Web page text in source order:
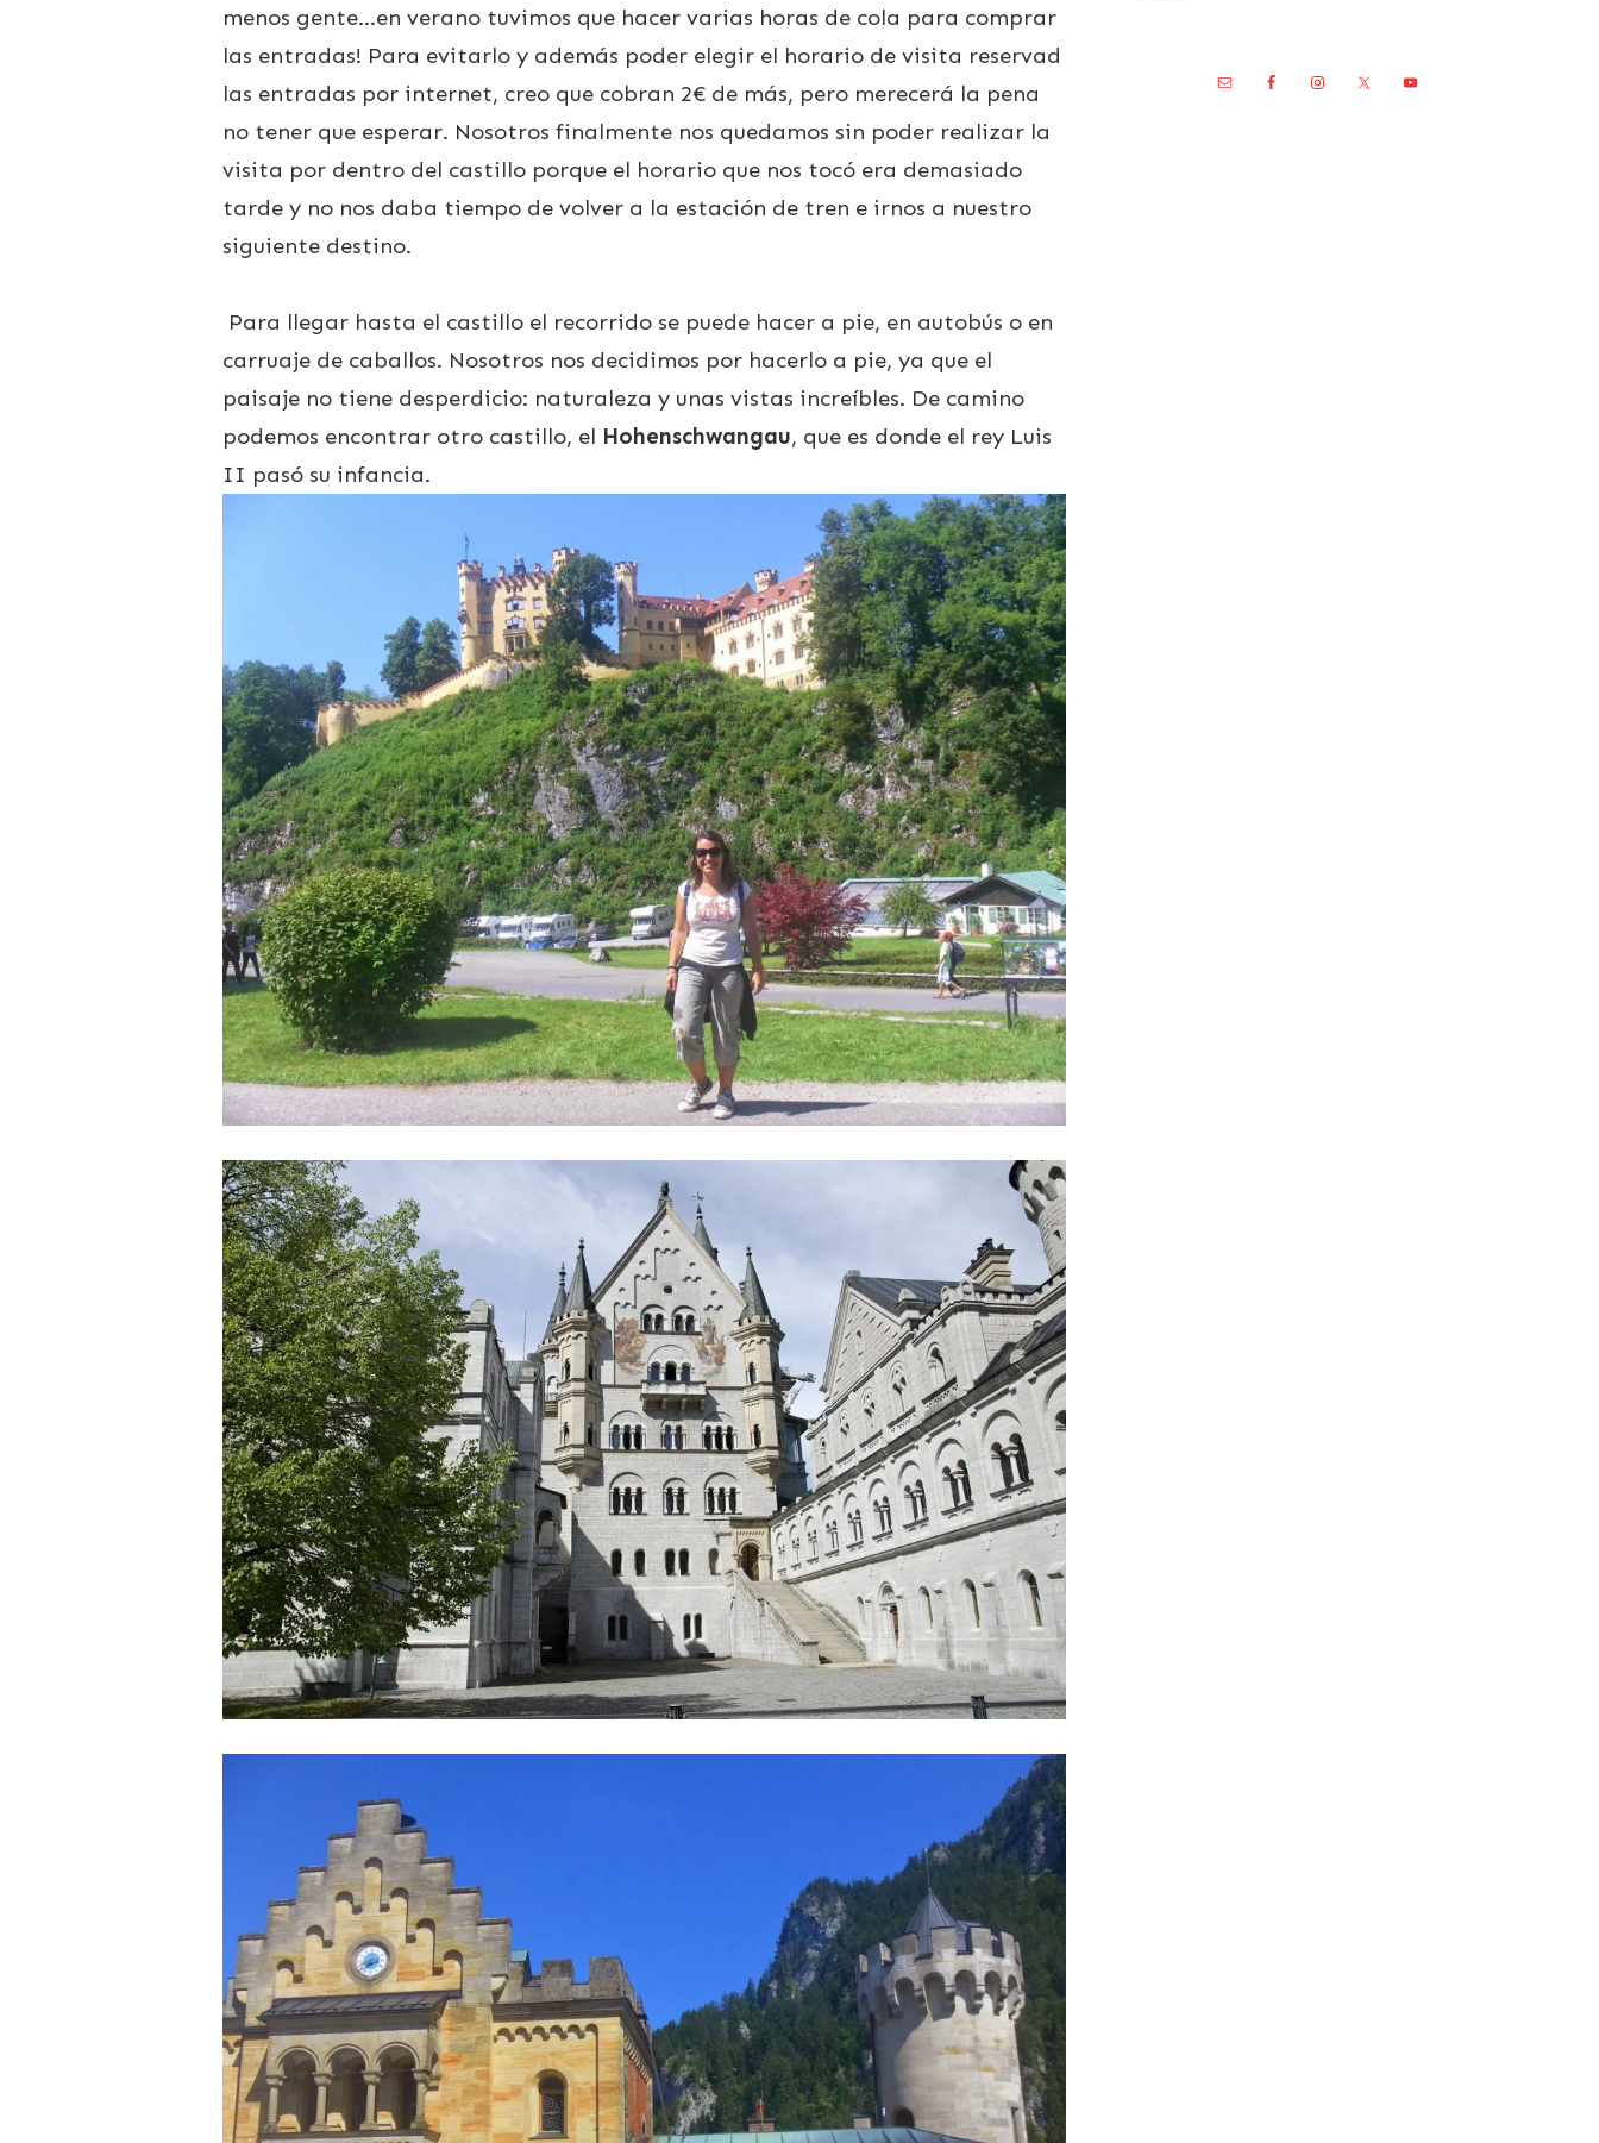
menos gente…en verano tuvimos que hacer varias horas de cola para comprar
las entradas! Para evitarlo y además poder elegir el horario de visita reservad
las entradas por internet, creo que cobran 2€ de más, pero merecerá la pena
no tener que esperar. Nosotros finalmente nos quedamos sin poder realizar la
visita por dentro del castillo porque el horario que nos tocó era demasiado
tarde y no nos daba tiempo de volver a la estación de tren e irnos a nuestro
siguiente destino.
Para llegar hasta el castillo el recorrido se puede hacer a pie, en autobús o en
carruaje de caballos. Nosotros nos decidimos por hacerlo a pie, ya que el
paisaje no tiene desperdicio: naturaleza y unas vistas increíbles. De camino
podemos encontrar otro castillo, el Hohenschwangau, que es donde el rey Luis
II pasó su infancia.